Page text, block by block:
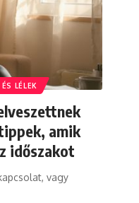
LÉLEK
amik
időszakot
vagy